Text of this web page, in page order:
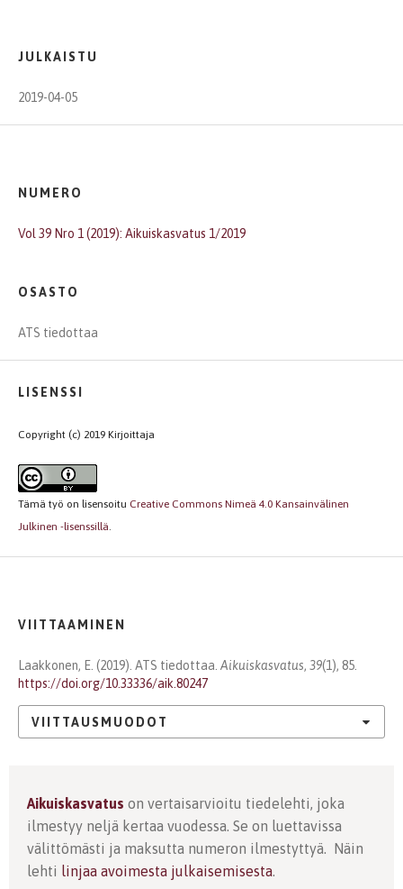
JULKAISTU
2019-04-05
NUMERO
Vol 39 Nro 1 (2019): Aikuiskasvatus 1/2019
OSASTO
ATS tiedottaa
LISENSSI
Copyright (c) 2019 Kirjoittaja
Tämä työ on lisensoitu Creative Commons Nimeä 4.0 Kansainvälinen
Julkinen -lisenssillä.
VIITTAAMINEN
Laakkonen, E. (2019). ATS tiedottaa. Aikuiskasvatus, 39(1), 85.
https://doi.org/10.33336/aik.80247
VIITTAUSMUODOT
Aikuiskasvatus on vertaisarvioitu tiedelehti, joka
ilmestyy neljä kertaa vuodessa. Se on luettavissa
välittömästi ja maksutta numeron ilmestyttyä. Näin
lehti linjaa avoimesta julkaisemisesta.